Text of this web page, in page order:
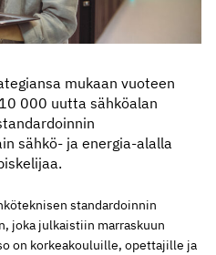
mukaan vuoteen
000 uutta sähköalan
sähkö- ja energia-alalla
standardoinnin
joka julkaistiin marraskuun
on korkeakouluille, opettajille ja